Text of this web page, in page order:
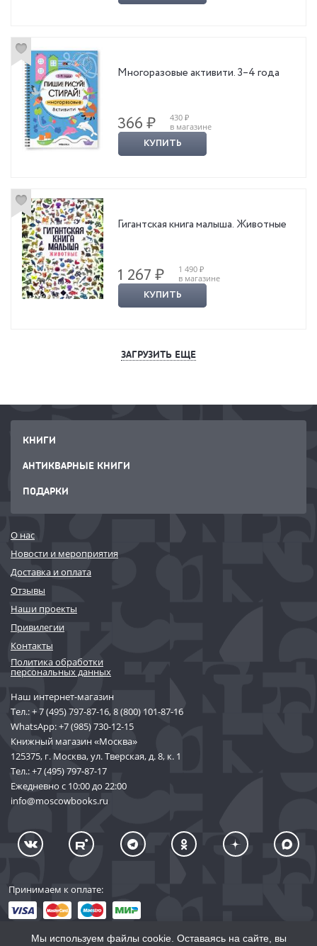
Многоразовые активити. 3–4 года
366 ₽
430 ₽
в магазине
КУПИТЬ
Гигантская книга малыша. Животные
1 267 ₽
1 490 ₽
в магазине
КУПИТЬ
ЗАГРУЗИТЬ ЕЩЕ
КНИГИ
АНТИКВАРНЫЕ КНИГИ
ПОДАРКИ
О нас
Новости и мероприятия
Доставка и оплата
Отзывы
Наши проекты
Привилегии
Контакты
Политика обработки
персональных данных
Наш интернет-магазин
Тел.:+ 7 (495) 797-87-16,8 (800) 101-87-16
WhatsApp:+7 (985) 730-12-15
Книжный магазин «Москва»
125375, г. Москва, ул. Тверская, д. 8, к. 1
Тел.:+7 (495) 797-87-17
Ежедневно с 10:00 до 22:00
info@moscowbooks.ru
Принимаем к оплате:
Мы используем файлы cookie. Оставаясь на сайте, вы